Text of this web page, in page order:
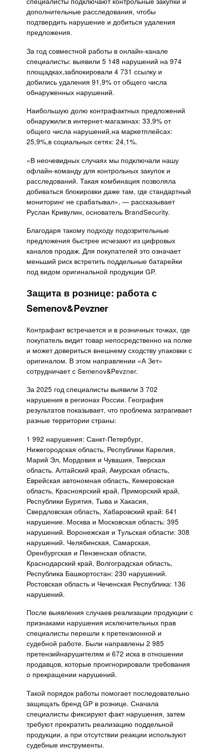
дополнительные расследования, чтобы
подтвердить нарушение и добиться удаления
предложения.
За год совместной работы в онлайн-канале
специалисты: выявили 5 148 нарушений на 974
площадках,заблокировали 4 731 ссылку и
добились удаления 91,9% от общего числа
обнаруженных нарушений.
Наибольшую долю контрафактных предложений
обнаружили:в интернет-магазинах: 33,9% от
общего числа нарушений,на маркетплейсах:
25,9%,в социальных сетях: 24,1%.
«В неочевидных случаях мы подключали нашу
офлайн-команду для контрольных закупок и
расследований. Такая комбинация позволяла
добиваться блокировки даже там, где стандартный
мониторинг не срабатывал», — рассказывает
Руслан Кривулин, основатель BrandSecurity.
Благодаря такому подходу подозрительные
предложения быстрее исчезают из цифровых
каналов продаж. Для покупателей это означает
меньший риск встретить поддельные батарейки
под видом оригинальной продукции GP.
Защита в рознице: работа с
Semenov&Pevzner
Контрафакт встречается и в розничных точках, где
покупатель видит товар непосредственно на полке
и может довериться внешнему сходству упаковки с
оригиналом. В этом направлении «А Зет»
сотрудничает с Semenov&Pevzner.
За 2025 год специалисты выявили 3 702
нарушения в регионах России. География
результатов показывает, что проблема затрагивает
разные территории страны:
1 992 нарушения: Санкт-Петербург,
Нижегородская область, Республики Карелия,
Марий Эл, Мордовия и Чувашия, Тверская
область. Алтайский край, Амурская область,
Еврейская автономная область, Кемеровская
область, Красноярский край, Приморский край,
Республики Бурятия, Тыва и Хакасия,
Свердловская область, Хабаровский край: 641
нарушение. Москва и Московская область: 395
нарушений. Воронежская и Тульская области: 308
нарушений. Челябинская, Самарская,
Оренбургская и Пензенская области,
Краснодарский край, Волгоградская область,
Республика Башкортостан: 230 нарушений.
Ростовская область и Чеченская Республика: 136
нарушений.
После выявления случаев реализации продукции с
признаками нарушения исключительных прав
специалисты перешли к претензионной и
судебной работе. Были направлены 2 985
претензийнарушителям и 672 иска в отношении
продавцов, которые проигнорировали требования
о прекращении нарушений.
Такой порядок работы помогает последовательно
защищать бренд GP в рознице. Сначала
специалисты фиксируют факт нарушения, затем
требуют прекратить реализацию поддельной
продукции, а при отсутствии реакции используют
судебные инструменты.